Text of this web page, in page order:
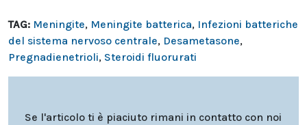
TAG: Meningite, Meningite batterica, Infezioni batteriche
del sistema nervoso centrale, Desametasone,
Pregnadienetrioli, Steroidi fluorurati
Se l'articolo ti è piaciuto rimani in contatto con noi